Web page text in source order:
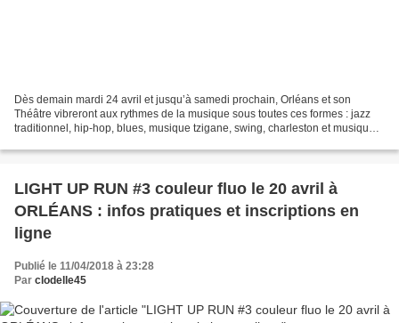
Dès demain mardi 24 avril et jusqu’à samedi prochain, Orléans et son
Théâtre vibreront aux rythmes de la musique sous toutes ces formes : jazz
traditionnel, hip-hop, blues, musique tzigane, swing, charleston et musique
LIGHT UP RUN #3 couleur fluo le 20 avril à
ORLÉANS : infos pratiques et inscriptions en
ligne
Publié le 11/04/2018 à 23:28
Par clodelle45